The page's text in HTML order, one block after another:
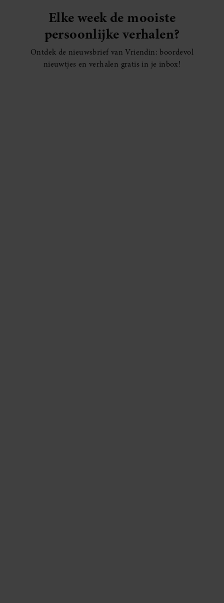
Elke week de mooiste
persoonlijke verhalen?
Ontdek de nieuwsbrief van Vriendin: boordevol
nieuwtjes en verhalen gratis in je inbox!